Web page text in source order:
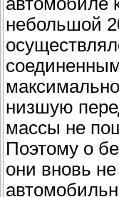
небольшой
низшую
массы не
Поэтому о
они вновь